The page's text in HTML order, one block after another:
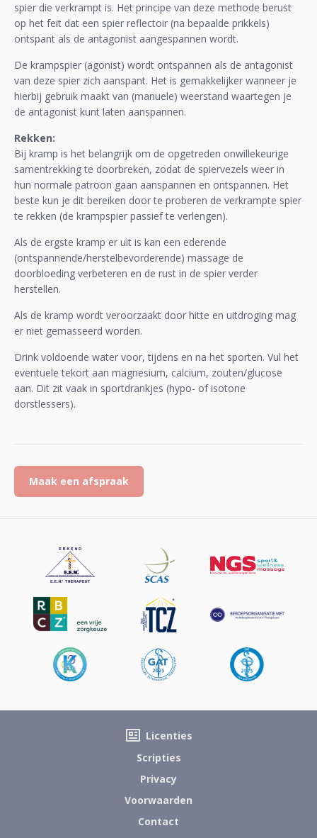
Maak een afspraak
spier die verkrampt is. Het principe van deze methode berust
op het feit dat een spier reflectoir (na bepaalde prikkels)
ontspant als de antagonist aangespannen wordt.
De krampspier (agonist) wordt ontspannen als de antagonist
van deze spier zich aanspant. Het is gemakkelijker wanneer je
hierbij gebruik maakt van (manuele) weerstand waartegen je
de antagonist kunt laten aanspannen.
Rekken:
Bij kramp is het belangrijk om de opgetreden onwillekeurige
samentrekking te doorbreken, zodat de spiervezels weer in
hun normale patroon gaan aanspannen en ontspannen. Het
beste kun je dit bereiken door te proberen de verkrampte spier
te rekken (de krampspier passief te verlengen).
Als de ergste kramp er uit is kan een ederende
(ontspannende/herstelbevorderende) massage de
doorbloeding verbeteren en de rust in de spier verder
herstellen.
Als de kramp wordt veroorzaakt door hitte en uitdroging mag
er niet gemasseerd worden.
Drink voldoende water voor, tijdens en na het sporten. Vul het
eventuele tekort aan magnesium, calcium, zouten/glucose
aan. Dit zit vaak in sportdrankjes (hypo- of isotone
dorstlessers).
Licenties
Scripties
Privacy
Voorwaarden
Contact